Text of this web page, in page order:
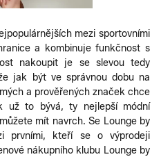
mezi sportovními
a kombinuje funkčnost s
nakoupit je se slevou tedy
jak být ve správnou dobu na
a prověřených značek chce
už to bývá, ty nejlepší módní
mít navrch. Se Lounge by
prvními, kteří se o výprodeji
nákupního klubu Lounge by